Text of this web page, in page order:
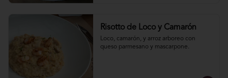
Risotto de Loco y Camarón
Loco, camarón, y arroz arboreo con
queso parmesano y mascarpone.